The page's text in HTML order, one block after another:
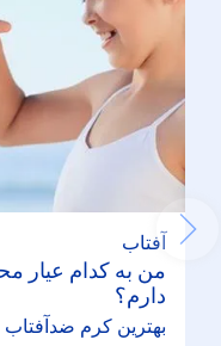
آفتاب
من به کدام عیار
دارم؟
بهترین کرم